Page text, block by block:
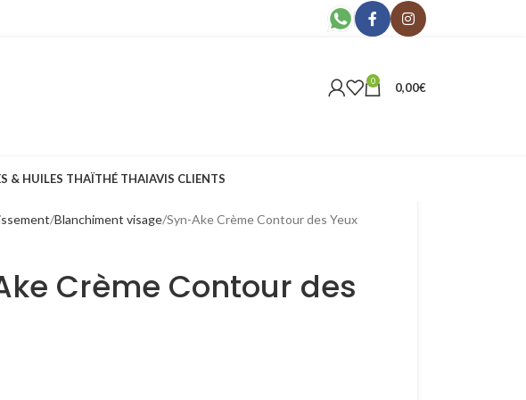
0 0,00€
& HUILES THAÏTHÉ THAIAVIS CLIENTS
Blanchiment visage Syn-Ake Crème Contour des Yeux
Crème Contour des